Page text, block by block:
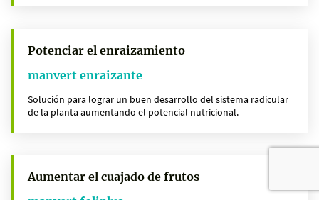
Potenciar el enraizamiento
manvert enraizante
Solución para lograr un buen desarrollo del sistema radicular
de la planta aumentando el potencial nutricional.
Aumentar el cuajado de frutos